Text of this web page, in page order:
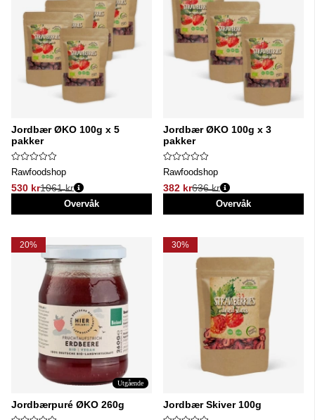
Jordbær ØKO 100g x 5
pakker
Rawfoodshop
530 kr
Vanlig pris:
1061 kr
Overvåk
Jordbær ØKO 100g x 3
pakker
Rawfoodshop
382 kr
Vanlig pris:
636 kr
Overvåk
20%
Utgående
Jordbærpuré ØKO 260g
30%
Jordbær Skiver 100g